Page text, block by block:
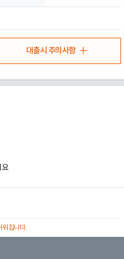
대출시 주의사항
요
워집니다.